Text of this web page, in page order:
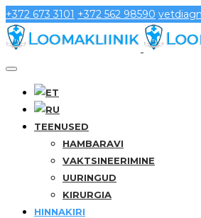
+372 673 3101 +372 562 98590
TEENUSED
HAMBARAVI
VAKTSINEERIMINE
UURINGUD
KIRURGIA
HINNAKIRI